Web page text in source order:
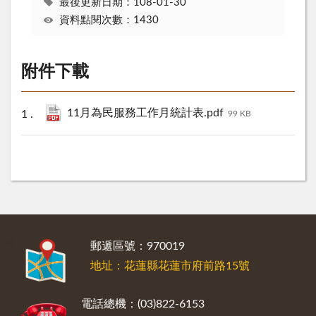
最後更新日期：108-01-30
資料點閱次數：1430
附件下載
11月為民服務工作月統計表.pdf 99 KB
郵遞區號：970019
地址：花蓮縣花蓮市府前路15號
電話總機：(03)822-6153